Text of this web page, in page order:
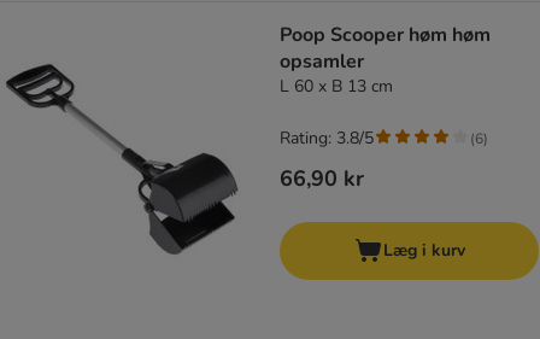
Poop Scooper høm høm
opsamler
L 60 x B 13 cm
66,90 kr
Rating: 3.8/5 (6)
Læg i kurv